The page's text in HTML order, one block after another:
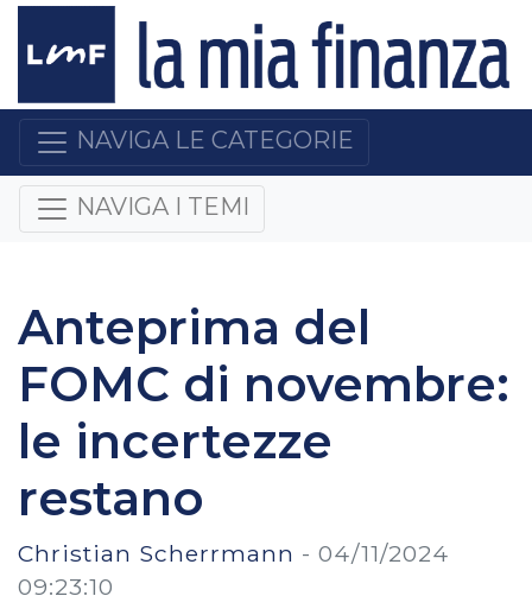
NAVIGA LE CATEGORIE
NAVIGA I TEMI
Anteprima del
FOMC di novembre:
le incertezze
restano
Christian Scherrmann - 04/11/2024
09:23:10